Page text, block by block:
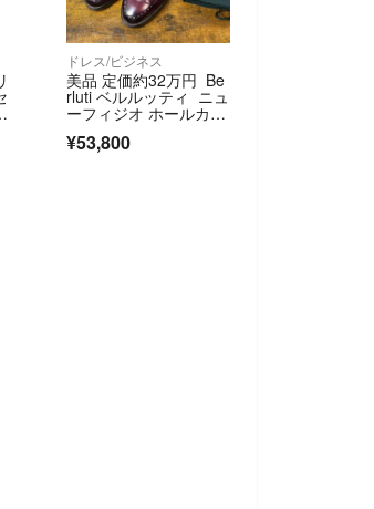
ドレス/ビジネス
美品 定価約32万円 Be
rluti ベルルッティ ニュ
ーフィジオ ホールカッ
イズuk7
¥53,800